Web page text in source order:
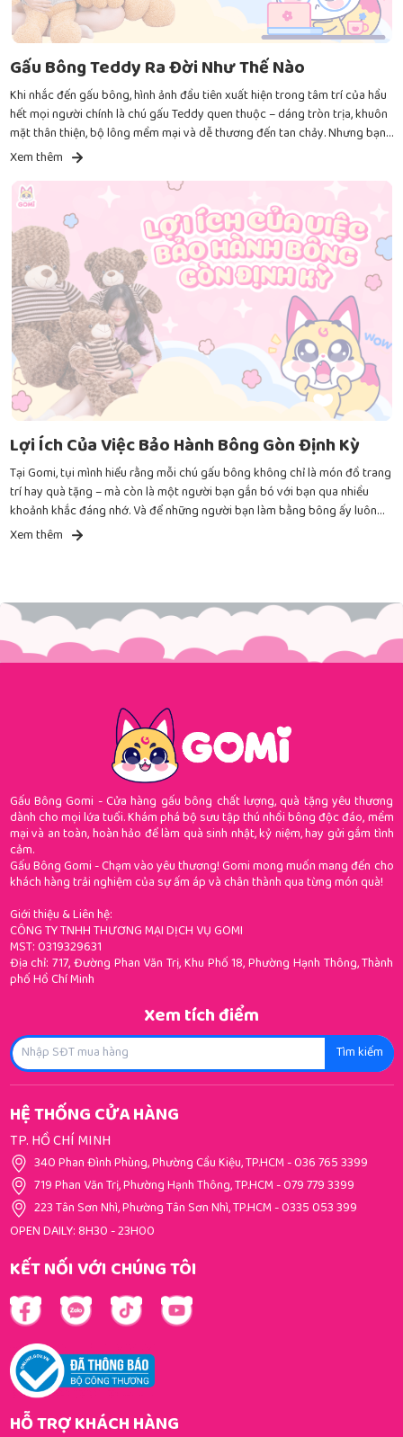
Gấu Bông Teddy Ra Đời Như Thế Nào
Khi nhắc đến gấu bông, hình ảnh đầu tiên xuất hiện trong tâm trí của hầu
hết mọi người chính là chú gấu Teddy quen thuộc – dáng tròn trịa, khuôn
mặt thân thiện, bộ lông mềm mại và dễ thương đến tan chảy. Nhưng bạn
có bao giờ tự hỏi: Gấu bông Teddy ra đời như thế nào? Vì sao nó lại được
khám phá hành trình thú vị của chú gấu bông huyền thoại này nhé!
Xem thêm
Lợi Ích Của Việc Bảo Hành Bông Gòn Định Kỳ
Tại Gomi, tụi mình hiểu rằng mỗi chú gấu bông không chỉ là món đồ trang
trí hay quà tặng – mà còn là một người bạn gắn bó với bạn qua nhiều
khoảnh khắc đáng nhớ. Và để những người bạn làm bằng bông ấy luôn
giữ được sự mềm mại, êm ái như ban đầu thì việc đưa các bạn ấy đi bảo
Xem thêm
Gấu Bông Gomi - Cửa hàng gấu bông chất lượng, quà tặng yêu thương
dành cho mọi lứa tuổi. Khám phá bộ sưu tập thú nhồi bông độc đáo, mềm
mại và an toàn, hoàn hảo để làm quà sinh nhật, kỷ niệm, hay gửi gắm tình
cảm.
Gấu Bông Gomi - Chạm vào yêu thương! Gomi mong muốn mang đến cho
khách hàng trải nghiệm của sự ấm áp và chân thành qua từng món quà!
Giới thiệu & Liên hệ:
CÔNG TY TNHH THƯƠNG MẠI DỊCH VỤ GOMI
MST: 0319329631
Địa chỉ: 717, Đường Phan Văn Trị, Khu Phố 18, Phường Hạnh Thông, Thành
phố Hồ Chí Minh
Xem tích điểm
Tìm kiếm
HỆ THỐNG CỬA HÀNG
TP. HỒ CHÍ MINH
340 Phan Đình Phùng, Phường Cầu Kiệu, TP.HCM-036 765 3399
719 Phan Văn Trị, Phường Hạnh Thông, TP.HCM-079 779 3399
223 Tân Sơn Nhì, Phường Tân Sơn Nhì, TP.HCM-0335 053 399
OPEN DAILY: 8H30 - 23H00
KẾT NỐI VỚI CHÚNG TÔI
HỖ TRỢ KHÁCH HÀNG